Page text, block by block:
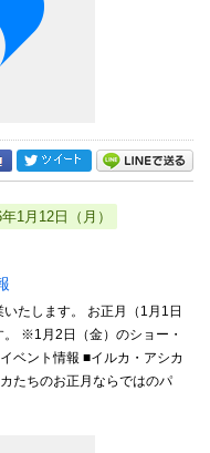
1月12日（月）
たします。 お正月（1月1日
※1月2日（金）のショー・
ベント情報 ■イルカ・アシカ
たちのお正月ならではのパ